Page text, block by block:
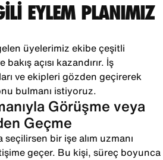
EYLEM PLANIMIZ
üyelerimiz ekibe çeşitli
açısı kazandırır. İş
ve ekipleri gözden geçirerek
bulmanı istiyoruz.
Görüşme veya
Geçme
bir işe alım uzmanı
geçer. Bu kişi, süreç boyunca